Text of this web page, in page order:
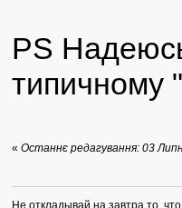
PS
типичному
«Останнє редагування: 03
Не откладывай на завтра то,